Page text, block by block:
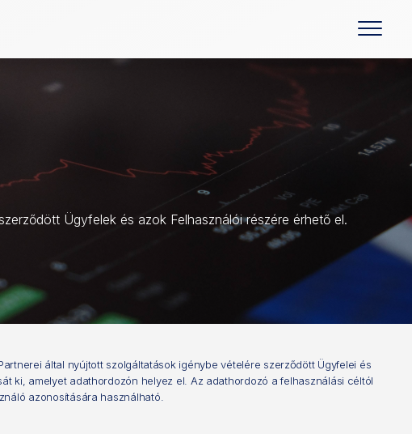
Ügyfelek és azok Felhasználói részére érhető el.
által nyújtott szolgáltatások igénybe vételére szerződött Ügyfelei és
ki, amelyet adathordozón helyez el. Az adathordozó a felhasználási céltól
azonosítására használható.